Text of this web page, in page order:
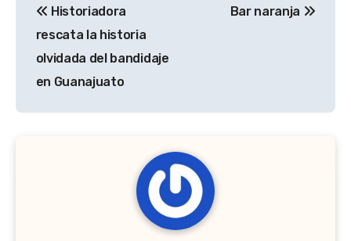
de
entradas
Historiadora
rescata la historia
olvidada del bandidaje
en Guanajuato
Bar naranja